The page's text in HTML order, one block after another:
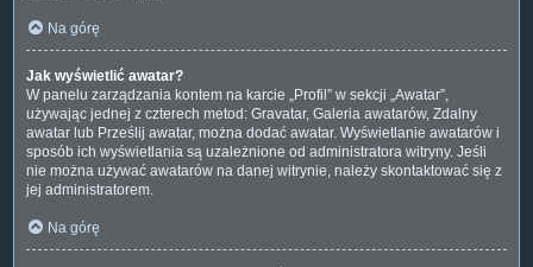
Na górę
Jak wyświetlić awatar?
W panelu zarządzania kontem na karcie „Profil” w sekcji „Awatar”,
używając jednej z czterech metod: Gravatar, Galeria awatarów, Zdalny
awatar lub Prześlij awatar, można dodać awatar. Wyświetlanie awatarów i
sposób ich wyświetlania są uzależnione od administratora witryny. Jeśli
nie można używać awatarów na danej witrynie, należy skontaktować się z
jej administratorem.
Na górę